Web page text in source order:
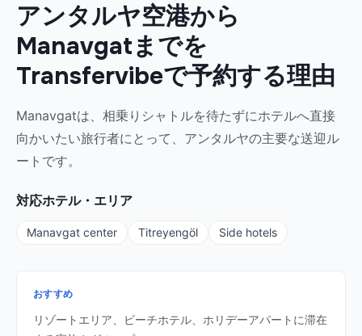
アンタルヤ空港から
Manavgatまでを
Transfervibeで予約する理由
Manavgatは、相乗りシャトルを待たずにホテルへ直接
向かいたい旅行者にとって、アンタルヤの主要な送迎ル
ートです。
対応ホテル・エリア
Manavgat center Titreyengöl Side hotels
おすすめ
リゾートエリア、ビーチホテル、ホリデーアパートに滞在